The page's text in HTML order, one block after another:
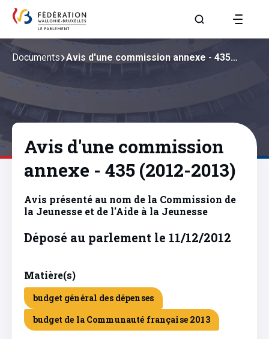
Aller à la page
Documents Avis d'une commission annexe - 435…
Avis d'une commission
annexe - 435 (2012-2013)
Avis présenté au nom de la Commission de
la Jeunesse et de l'Aide à la Jeunesse
Déposé au parlement le 11/12/2012
Matière(s)
budget général des dépenses
budget de la Communauté française 2013